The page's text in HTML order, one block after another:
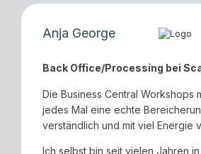
Anja George
Back Office/Processing bei
Die Business Central Workshops
jedes Mal eine echte
verständlich und mit viel Energie
Ich selbst bin seit vielen Jahren